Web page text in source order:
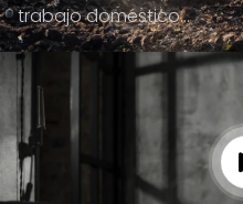
trabajo doméstico...